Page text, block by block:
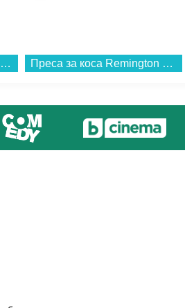
Хладилник с фризер Bosch KGN49LBCF , 440 l, C , No Frost... Преса за коса Remington S9100 PROluxe...